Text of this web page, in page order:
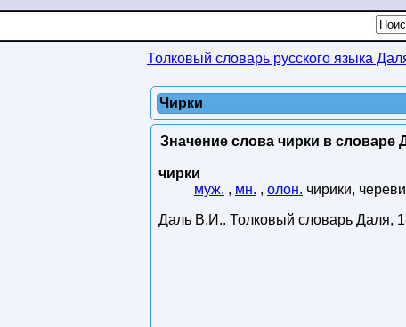
Толковый словарь русского языка
Чирки
Значение слова чирки в словаре
чирки
муж. , мн. , олон. чирики,
Даль В.И.. Толковый словарь Даля,